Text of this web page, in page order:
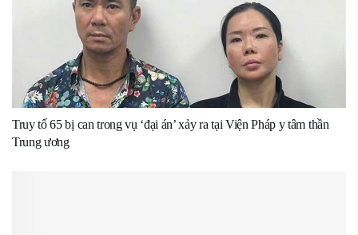
Truy tố 65 bị can trong vụ ‘đại án’ xảy ra tại Viện Pháp y tâm thần
Trung ương